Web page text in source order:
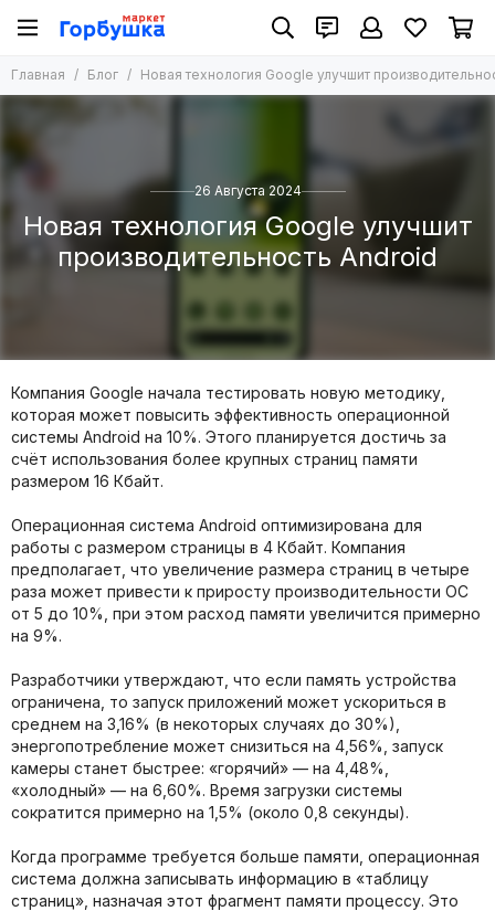
Главная Блог Новая технология Google улучшит
26 Августа 2024
Новая технология Google улучшит
производительность Android
Компания Google начала тестировать новую методику,
которая может повысить эффективность операционной
системы Android на 10%. Этого планируется достичь за
счёт использования более крупных страниц памяти
размером 16 Кбайт.
Операционная система Android оптимизирована для
работы с размером страницы в 4 Кбайт. Компания
предполагает, что увеличение размера страниц в четыре
раза может привести к приросту производительности ОС
от 5 до 10%, при этом расход памяти увеличится примерно
на 9%.
Разработчики утверждают, что если память устройства
ограничена, то запуск приложений может ускориться в
среднем на 3,16% (в некоторых случаях до 30%),
энергопотребление может снизиться на 4,56%, запуск
камеры станет быстрее: «горячий» — на 4,48%,
«холодный» — на 6,60%. Время загрузки системы
сократится примерно на 1,5% (около 0,8 секунды).
Когда программе требуется больше памяти, операционная
система должна записывать информацию в «таблицу
страниц», назначая этот фрагмент памяти процессу. Это